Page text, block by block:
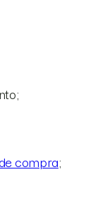
compra;